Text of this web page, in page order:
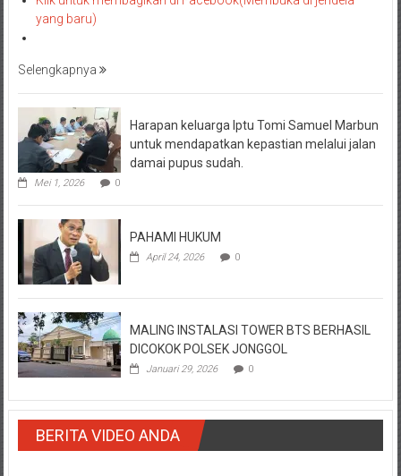
yang baru)
Selengkapnya
Harapan keluarga Iptu Tomi Samuel Marbun
untuk mendapatkan kepastian melalui jalan
damai pupus sudah.
Mei 1, 2026 0
PAHAMI HUKUM
April 24, 2026 0
MALING INSTALASI TOWER BTS BERHASIL
DICOKOK POLSEK JONGGOL
Januari 29, 2026 0
BERITA VIDEO ANDA